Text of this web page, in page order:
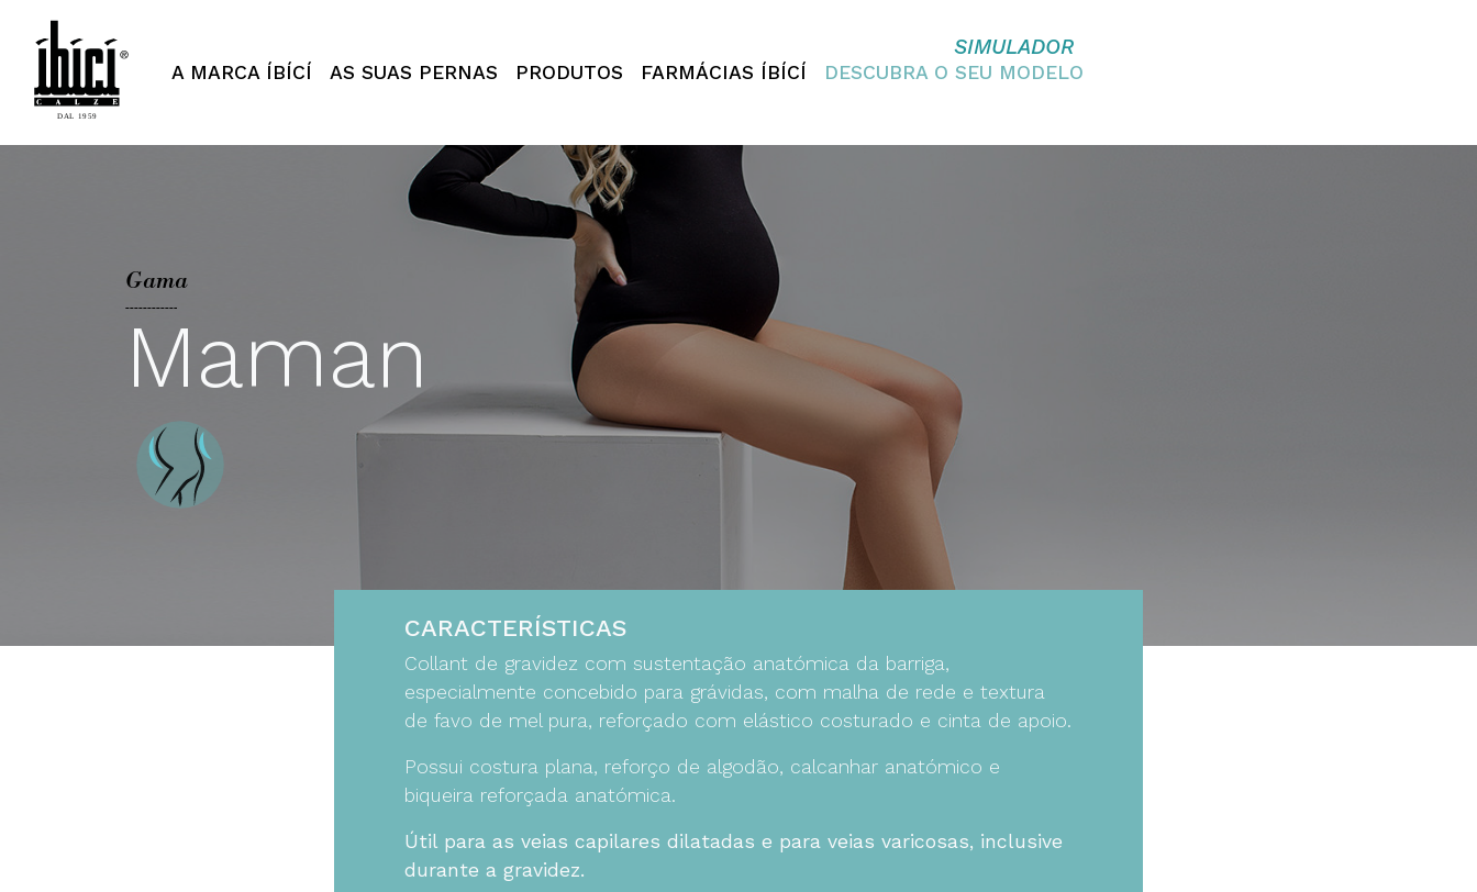
A MARCA ÍBÍCÍ
AS SUAS PERNAS PRODUTOS FARMÁCIAS ÍBÍCÍ
SIMULADOR
DESCUBRA O SEU MODELO
Gama
Maman
CARACTERÍSTICAS
Collant de gravidez com sustentação anatómica da barriga,
especialmente concebido para grávidas, com malha de rede e textura
de favo de mel pura, reforçado com elástico costurado e cinta de apoio.
Possui costura plana, reforço de algodão, calcanhar anatómico e
biqueira reforçada anatómica.
Útil para as veias capilares dilatadas e para veias varicosas, inclusive
durante a gravidez.